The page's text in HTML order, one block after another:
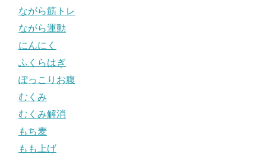
ながら筋トレ
ながら運動
にんにく
ふくらはぎ
ぽっこりお腹
むくみ
むくみ解消
もち麦
もも上げ